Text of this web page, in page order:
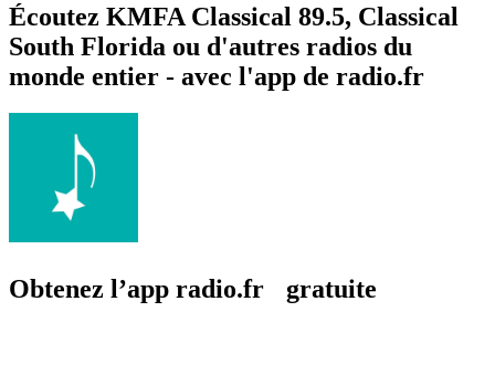
Écoutez KMFA Classical 89.5, Classical
South Florida ou d'autres radios du
monde entier - avec l'app de radio.fr
Obtenez l’app radio.fr gratuite